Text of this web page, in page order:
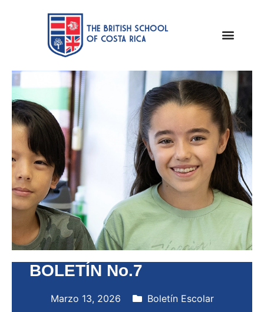
BOLETÍN No.7
Marzo 13, 2026 Boletín Escolar